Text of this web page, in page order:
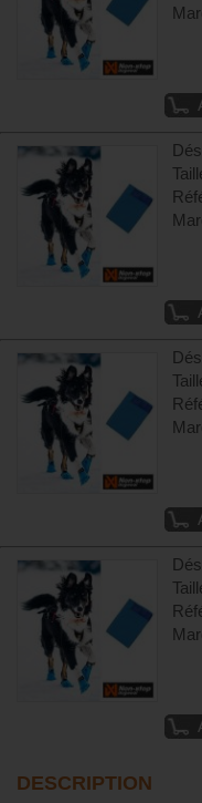
DESCRIPTION